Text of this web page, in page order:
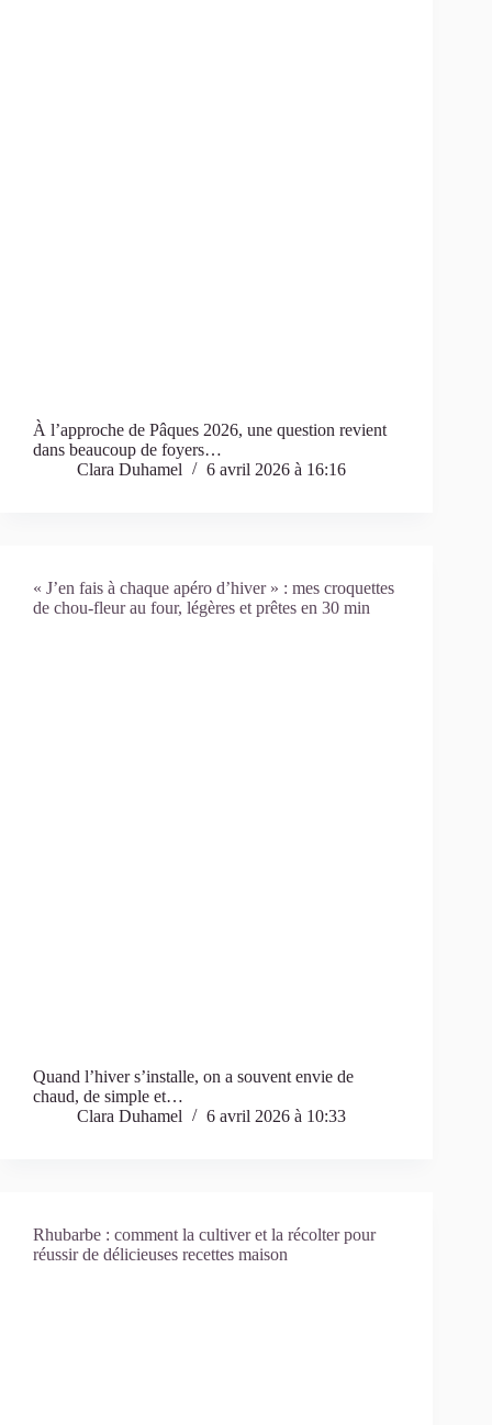
À l’approche de Pâques 2026, une question revient
dans beaucoup de foyers…
Clara Duhamel
6 avril 2026 à 16:16
« J’en fais à chaque apéro d’hiver » : mes croquettes
de chou-fleur au four, légères et prêtes en 30 min
Quand l’hiver s’installe, on a souvent envie de
chaud, de simple et…
Clara Duhamel
6 avril 2026 à 10:33
Rhubarbe : comment la cultiver et la récolter pour
réussir de délicieuses recettes maison